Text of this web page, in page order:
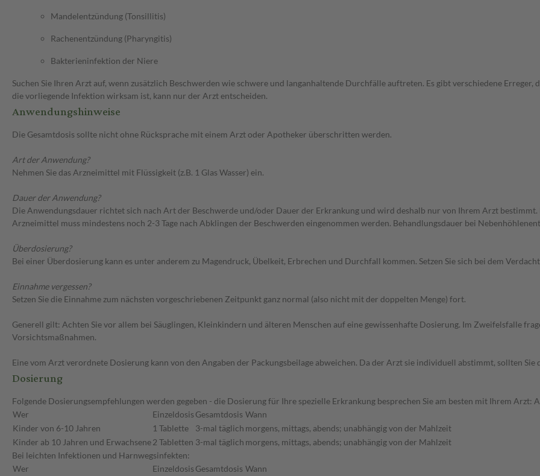
Mandelentzündung (Tonsillitis)
Rachenentzündung (Pharyngitis)
Bakterieninfektion der Niere
Suchen Sie Ihren Arzt auf, wenn zusätzlich Beschwerden wie schwere und langanhaltende Durchfälle auftreten. Es gibt verschiedene
die vorliegende Infektion wirksam ist, kann nur der Arzt entscheiden.
Anwendungshinweise
Die Gesamtdosis sollte nicht ohne Rücksprache mit einem Arzt oder Apotheker überschritten werden.
Art der Anwendung?
Nehmen Sie das Arzneimittel mit Flüssigkeit (z.B. 1 Glas Wasser) ein.
Dauer der Anwendung?
Die Anwendungsdauer richtet sich nach Art der Beschwerde und/oder Dauer der Erkrankung und wird deshalb nur von Ihrem Arzt bestimmt.
Arzneimittel muss mindestens noch 2-3 Tage nach Abklingen der Beschwerden eingenommen werden. Behandlungsdauer bei
Überdosierung?
Bei einer Überdosierung kann es unter anderem zu Magendruck, Übelkeit, Erbrechen und Durchfall kommen. Setzen Sie sich bei dem
Einnahme vergessen?
Setzen Sie die Einnahme zum nächsten vorgeschriebenen Zeitpunkt ganz normal (also nicht mit der doppelten Menge) fort.
Generell gilt: Achten Sie vor allem bei Säuglingen, Kleinkindern und älteren Menschen auf eine gewissenhafte Dosierung. Im Zweifelsfalle
Vorsichtsmaßnahmen.
Eine vom Arzt verordnete Dosierung kann von den Angaben der Packungsbeilage abweichen. Da der Arzt sie individuell abstimmt, sollten
Dosierung
Folgende Dosierungsempfehlungen werden gegeben - die Dosierung für Ihre spezielle Erkrankung besprechen Sie am besten mit Ihrem Arzt:
Wer
Einzeldosis Gesamtdosis Wann
Kinder von 6-10 Jahren
1 Tablette 3-mal täglich morgens, mittags, abends; unabhängig von der Mahlzeit
Kinder ab 10 Jahren und Erwachsene2 Tabletten 3-mal täglich morgens, mittags, abends; unabhängig von der Mahlzeit
Bei leichten Infektionen und Harnwegsinfekten:
Wer
Einzeldosis Gesamtdosis Wann